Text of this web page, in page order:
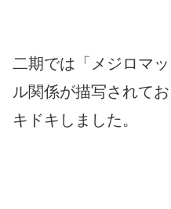
二期では「メジロマ
ル関係が描写されて
キドキしました。